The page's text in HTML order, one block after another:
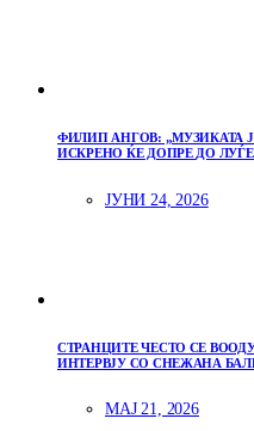
ФИЛИП АНГОВ: „МУЗИКАТА
ИСКРЕНО ЌЕ ДОПРЕ ДО
ЈУНИ 24, 2026
СТРАНЦИТЕ ЧЕСТО СЕ
ИНТЕРВЈУ СО СНЕЖАНА
МАЈ 21, 2026